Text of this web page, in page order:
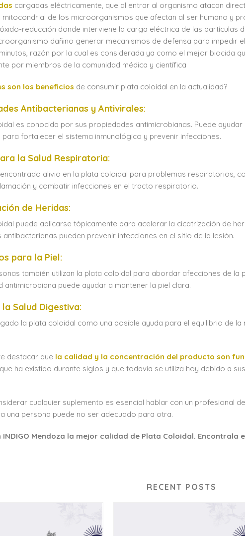
cargadas eléctricamente, que al entrar al organismo atacan
mitocondrial de los microorganismos que afectan al ser humano y
reducción donde interviene la carga eléctrica de las partículas
dañino generar mecanismos de defensa para impedir
razón por la cual es considerada ya como el mejor biocida
por miembros de la comunidad médica y científica
son los beneficios de consumir plata coloidal en la actualidad?
Antibacterianas y Antivirales:
es conocida por sus propiedades antimicrobianas. Puede
para fortalecer el sistema inmunológico y prevenir infecciones.
la Salud Respiratoria:
alivio en la plata coloidal para problemas respiratorios,
y combatir infecciones en el tracto respiratorio.
de Heridas:
puede aplicarse tópicamente para acelerar la cicatrización de
pueden prevenir infecciones en el sitio de la lesión.
para la Piel:
también utilizan la plata coloidal para abordar afecciones de la
antimicrobiana puede ayudar a mantener la piel clara.
Salud Digestiva:
la plata coloidal como una posible ayuda para el equilibrio de
destacar que la calidad y la concentración del producto son
ha existido durante siglos y que todavía se utiliza hoy debido a
cualquier suplemento es esencial hablar con un profesional
una persona puede no ser adecuado para otra.
INDIGO Mendoza la mejor calidad de Plata Coloidal. Encontrala
RECENT POSTS